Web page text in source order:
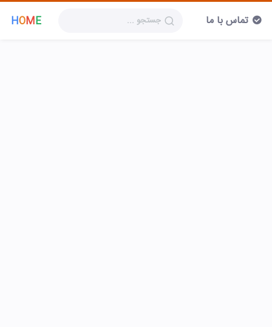
HOME تماس با ما